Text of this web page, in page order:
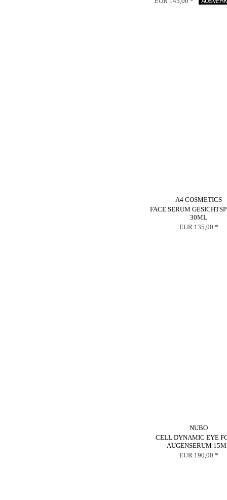
A4 COSMETICS
FACE SERUM
30ML
EUR 135,00 *
NUBO
CELL DYNAMIC EYE
AUGENSERUM
EUR 190,00 *